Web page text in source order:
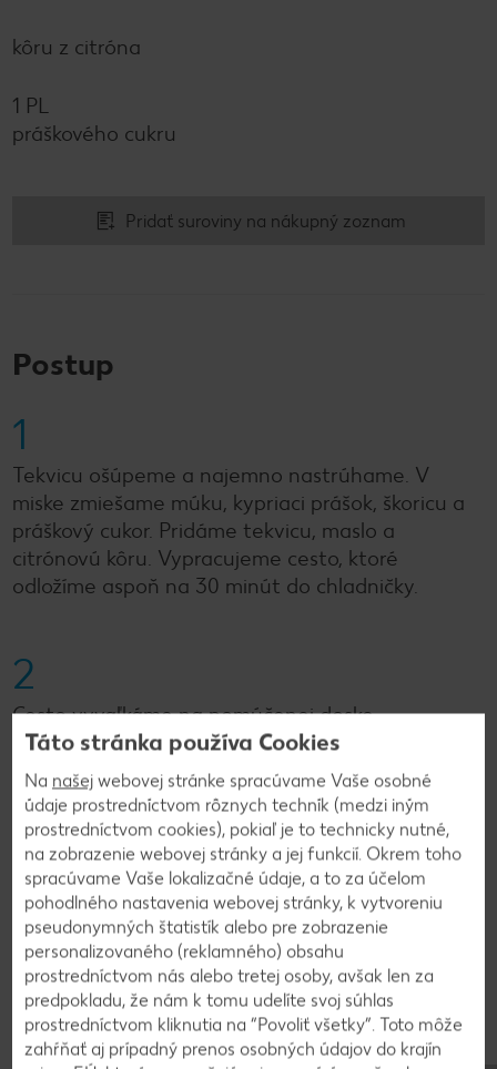
kôru z citróna
1 PL
práškového cukru
Pridať suroviny na nákupný zoznam
Postup
1
Tekvicu ošúpeme a najemno nastrúhame. V
miske zmiešame múku, kypriaci prášok, škoricu a
práškový cukor. Pridáme tekvicu, maslo a
citrónovú kôru. Vypracujeme cesto, ktoré
odložíme aspoň na 30 minút do chladničky.
2
Cesto vyvaľkáme na pomúčenej doske.
Povykrajujeme kolieska. Do stredu dáme lyžičku
slivkového lekváru a preložíme. Okraje zatlačíme
vidličkou. Taštičky pečieme pri 175 °C približne 12
minút.
3
V miske zmiešame vanilkový cukor a pár lyžíc
práškového cukru. Ešte teplé taštičky v ňom
obalíme.
Táto stránka používa Cookies
Na našej webovej stránke spracúvame Vaše osobné
údaje prostredníctvom rôznych techník (medzi iným
prostredníctvom cookies), pokiaľ je to technicky nutné,
na zobrazenie webovej stránky a jej funkcií. Okrem toho
spracúvame Vaše lokalizačné údaje, a to za účelom
pohodlného nastavenia webovej stránky, k vytvoreniu
pseudonymných štatistík alebo pre zobrazenie
personalizovaného (reklamného) obsahu
prostredníctvom nás alebo tretej osoby, avšak len za
predpokladu, že nám k tomu udelíte svoj súhlas
prostredníctvom kliknutia na “Povoliť všetky”. Toto môže
zahŕňať aj prípadný prenos osobných údajov do krajín